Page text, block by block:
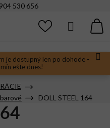
je dostupný len po dohode -
ešte dnes!
904 530 656
Hľadať
DOLL STEEL 164